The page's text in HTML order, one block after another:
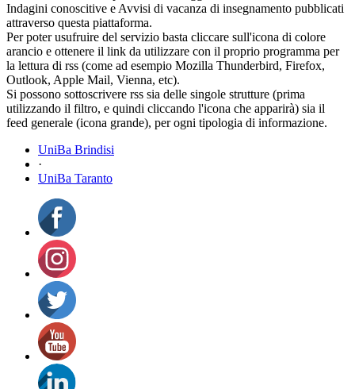
Indagini conoscitive e Avvisi di vacanza di insegnamento pubblicati
attraverso questa piattaforma.
Per poter usufruire del servizio basta cliccare sull'icona di colore
arancio e ottenere il link da utilizzare con il proprio programma per
la lettura di rss (come ad esempio Mozilla Thunderbird, Firefox,
Outlook, Apple Mail, Vienna, etc).
Si possono sottoscrivere rss sia delle singole strutture (prima
utilizzando il filtro, e quindi cliccando l'icona che apparirà) sia il
feed generale (icona grande), per ogni tipologia di informazione.
UniBa Brindisi
·
UniBa Taranto